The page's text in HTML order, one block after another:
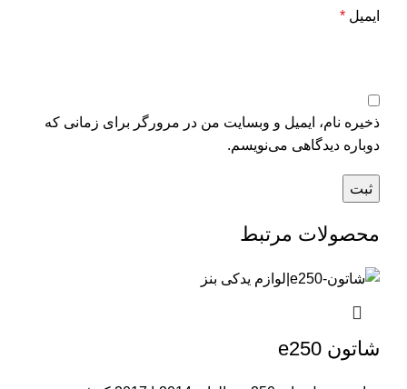
ایمیل *
ذخیره نام، ایمیل و وبسایت من در مرورگر برای زمانی که
دوباره دیدگاهی می‌نویسم.
محصولات مرتبط
شاتون e250